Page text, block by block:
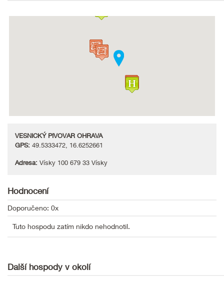
VESNICKÝ PIVOVAR OHRAVA
GPS: 49.5333472, 16.6252661
Adresa: Vísky 100 679 33 Vísky
Hodnocení
Doporučeno: 0x
Tuto hospodu zatím nikdo nehodnotil.
Další hospody v okolí